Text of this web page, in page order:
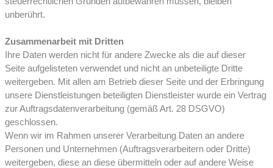
unberührt.
Zusammenarbeit mit Dritten
Ihre Daten werden nicht für andere Zwecke als die auf dieser
Seite aufgelisteten verwendet und nicht an unbeteiligte Dritte
weitergeben. Mit allen am Betrieb dieser Seite und der Erbringung
unsere Dienstleistungen beteiligten Dienstleister wurde ein Vertrag
zur Auftragsdatenverarbeitung (gemäß Art. 28 DSGVO)
geschlossen.
Wenn wir im Rahmen unserer Verarbeitung Daten an andere
Personen und Unternehmen (Auftragsverarbeitern oder Dritte)
weitergeben, diese an diese übermitteln oder auf andere Weise